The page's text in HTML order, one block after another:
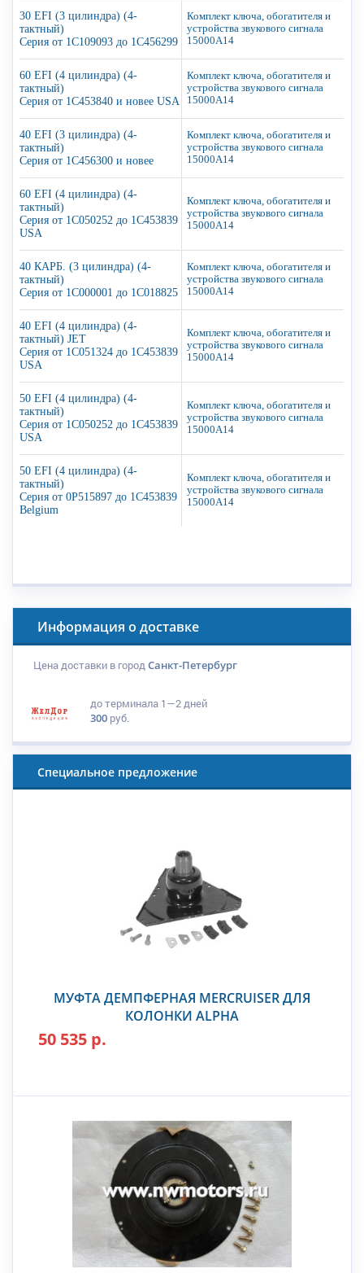
30 EFI (3 цилиндра) (4-
тактный)
Серия от 1C109093 до 1C456299
Комплект ключа, обогатителя и
устройства звукового сигнала
15000A14
60 EFI (4 цилиндра) (4-
тактный)
Серия от 1C453840 и новее USA
Комплект ключа, обогатителя и
устройства звукового сигнала
15000A14
40 EFI (3 цилиндра) (4-
тактный)
Серия от 1C456300 и новее
Комплект ключа, обогатителя и
устройства звукового сигнала
15000A14
60 EFI (4 цилиндра) (4-
тактный)
Серия от 1C050252 до 1C453839
USA
Комплект ключа, обогатителя и
устройства звукового сигнала
15000A14
40 КАРБ. (3 цилиндра) (4-
тактный)
Серия от 1C000001 до 1C018825
Комплект ключа, обогатителя и
устройства звукового сигнала
15000A14
40 EFI (4 цилиндра) (4-
тактный) JET
Серия от 1C051324 до 1C453839
USA
Комплект ключа, обогатителя и
устройства звукового сигнала
15000A14
50 EFI (4 цилиндра) (4-
тактный)
Серия от 1C050252 до 1C453839
USA
Комплект ключа, обогатителя и
устройства звукового сигнала
15000A14
50 EFI (4 цилиндра) (4-
тактный)
Серия от 0P515897 до 1C453839
Belgium
Комплект ключа, обогатителя и
устройства звукового сигнала
15000A14
Информация о доставке
Цена доставки в городСанкт-Петербург
до терминала 1—2 дней
300 руб.
Специальное предложение
МУФТА ДЕМПФЕРНАЯ MERCRUISER ДЛЯ
КОЛОНКИ ALPHA
50 535 р.